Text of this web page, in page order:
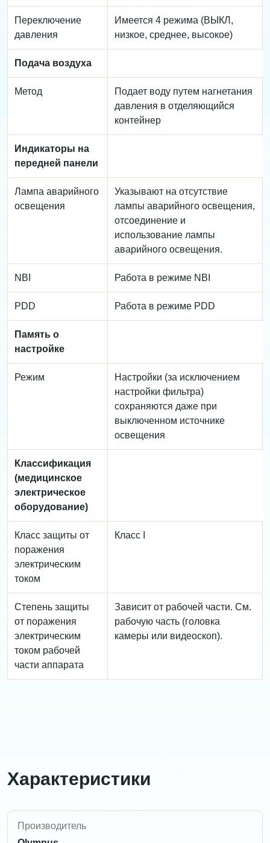
Переключение
давления
Имеется 4 режима (ВЫКЛ,
низкое, среднее, высокое)
Подача воздуха
Метод
Подает воду путем нагнетания
давления в отделяющийся
контейнер
Индикаторы на
передней панели
Лампа аварийного
освещения
Указывают на отсутствие
лампы аварийного освещения,
отсоединение и
использование лампы
аварийного освещения.
NBI Работа в режиме NBI
PDD Работа в режиме PDD
Память о
настройке
Режим
Настройки (за исключением
настройки фильтра)
сохраняются даже при
выключенном источнике
освещения
Классификация
(медицинское
электрическое
оборудование)
Класс защиты от
поражения
электрическим
током
Класс I
Степень защиты
от поражения
электрическим
током рабочей
части аппарата
Зависит от рабочей части. См.
рабочую часть (головка
камеры или видеоскоп).
Характеристики
Производитель